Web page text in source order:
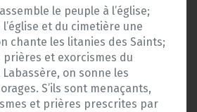
le peuple à l’église;
et du cimetière une
chante les litanies des Saints;
et exorcismes du
on sonne les
S’ils sont menaçants,
et prières prescrites par